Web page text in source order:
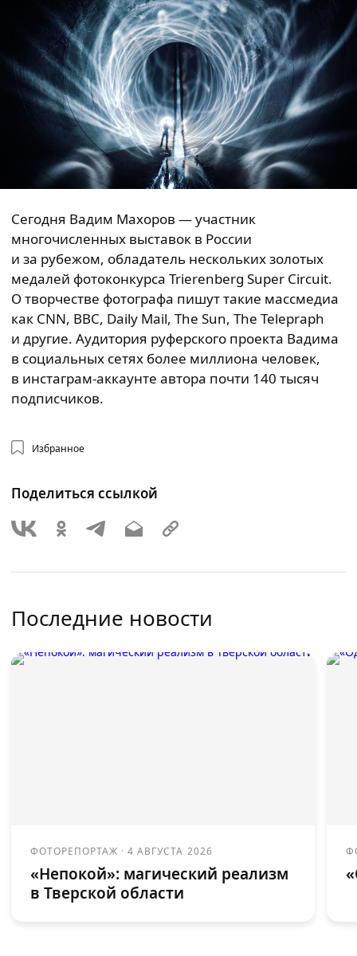
Сегодня Вадим Махоров — участник
многочисленных выставок в России
и за рубежом, обладатель нескольких золотых
медалей фотоконкурса Trierenberg Super Circuit.
О творчестве фотографа пишут такие массмедиа
как CNN, BBC, Daily Mail, The Sun, The Telepraph
и другие. Аудитория руферского проекта Вадима
в социальных сетях более миллиона человек,
в инстаграм-аккаунте автора почти 140 тысяч
подписчиков.
Избранное
Поделиться ссылкой
Последние новости
ФОТОРЕПОРТАЖ ·4 АВГУСТА 2026
«Непокой»: магический реализм
в Тверской области